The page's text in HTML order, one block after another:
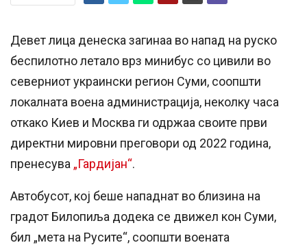
Девет лица денеска загинаа во напад на рускo
беспилотно летало врз минибус со цивили во
северниот украински регион Суми, соопшти
локалната воена администрација, неколку часа
откако Киев и Москва ги одржаа своите први
директни мировни преговори од 2022 година,
пренесува „Гардијан“.
Автобусот, кој беше нападнат во близина на
градот Билопиља додека се движел кон Суми,
бил „мета на Русите“, соопшти воената